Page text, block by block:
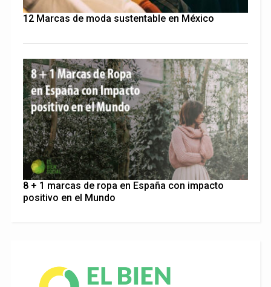
12 Marcas de moda sustentable en México
8 + 1 marcas de ropa en España con impacto
positivo en el Mundo